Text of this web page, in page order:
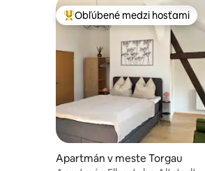
Najobľúbenejšie medzi hosťami
Obľúbené medzi hosťami
Apartmán v meste Torgau